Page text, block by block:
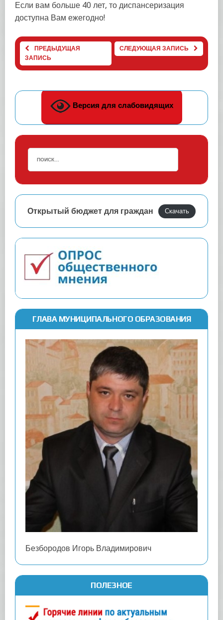
Если вам больше 40 лет, то диспансеризация
доступна Вам ежегодно!
ПРЕДЫДУЩАЯ
ЗАПИСЬ
СЛЕДУЮЩАЯ ЗАПИСЬ
Версия для слабовидящих
Открытый бюджет для граждан Скачать
ГЛАВА МУНИЦИПАЛЬНОГО ОБРАЗОВАНИЯ
Безбородов Игорь Владимирович
ПОЛЕЗНОЕ